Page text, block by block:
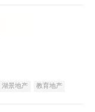
湖景地产
教育地产